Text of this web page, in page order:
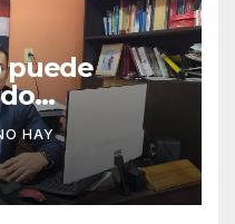
puede
Acosta
la
de
HAY